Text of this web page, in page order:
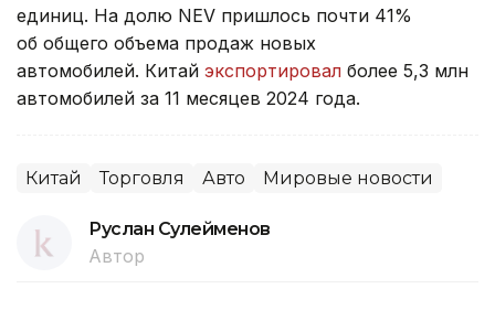
единиц. На долю NEV пришлось почти 41%
об общего объема продаж новых
автомобилей. Китай экспортировал более 5,3 млн
автомобилей за 11 месяцев 2024 года.
Китай Торговля Авто Мировые новости
Руслан Сулейменов
Автор